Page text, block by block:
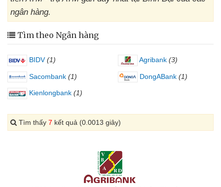
ngân hàng.
Tìm theo Ngân hàng
BIDV (1) Agribank (3)
Sacombank (1) DongABank (1)
Kienlongbank (1)
Tìm thấy 7 kết quả (0.0013 giây)